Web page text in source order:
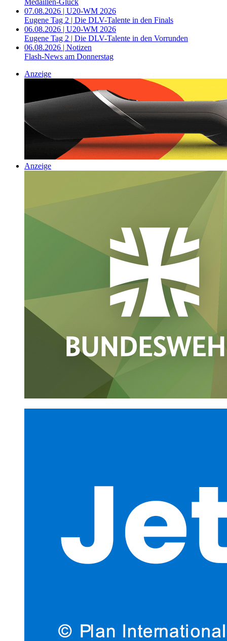
07.08.2026 | U20-WM 2026
Eugene Tag 2 | Die DLV-Talente in den Finals
06.08.2026 | U20-WM 2026
Eugene Tag 2 | Die DLV-Talente in den Vorrunden
06.08.2026 | Notizen
Flash-News am Donnerstag
Anzeige
Anzeige